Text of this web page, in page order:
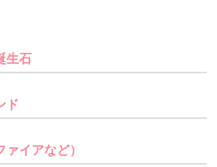
生石
ド
イアなど）